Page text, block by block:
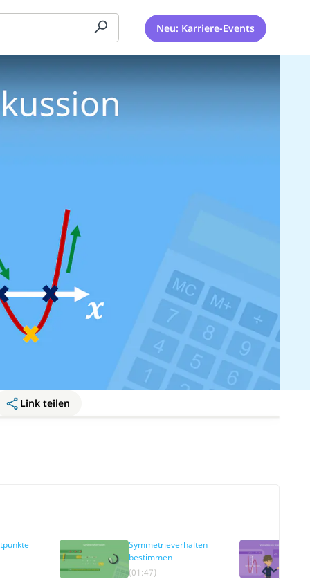
Neu: Karriere-Events
Link teilen
Symmetrieverhalten
bestimmen
(01:47)